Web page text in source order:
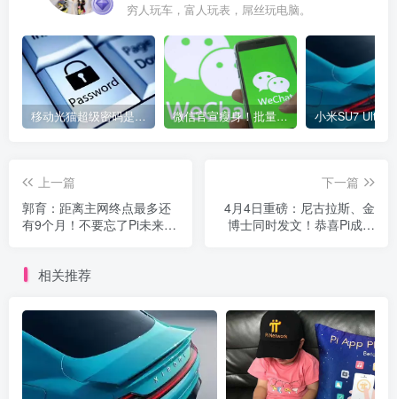
穷人玩车，富人玩表，屌丝玩电脑。
移动光猫超级密码是多少？移动光猫超级管理员后台账号与密码 微信官宣瘦身！批量清理原图新功能来了 安卓、iOS均可使用
上一篇
郭育：距离主网终点最多还
有9个月！不要忘了Pi未来有
下一篇
4月4日重磅：尼古拉斯、金
博士同时发文！恭喜Pi成为
相关推荐